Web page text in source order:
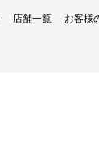
店舗一覧 お客様